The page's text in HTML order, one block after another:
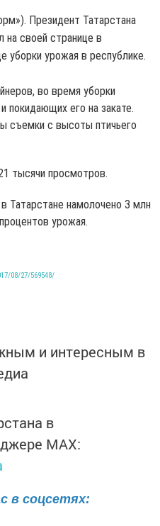
Президент Татарстана
на своей странице в
уборки урожая в республике.
во время уборки
покидающих его на закате.
съемки с высоты птичьего
тысячи просмотров.
Татарстане намолочено 3 млн
урожая.
08/27/569548/
и интересным в
в
MАХ:
в соцсетях: